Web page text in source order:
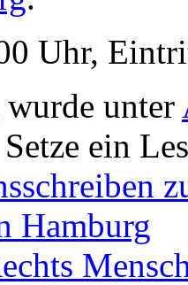
Uhr,
unter
ein
Hamburg